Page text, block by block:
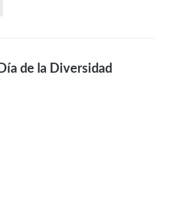
de la Diversidad